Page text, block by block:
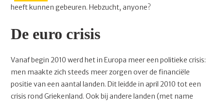
heeft kunnen gebeuren. Hebzucht, anyone?
De euro crisis
Vanaf begin 2010 werd het in Europa meer een politieke crisis:
men maakte zich steeds meer zorgen over de financiële
positie van een aantal landen. Dit leidde in april 2010 tot een
crisis rond Griekenland. Ook bij andere landen (met name